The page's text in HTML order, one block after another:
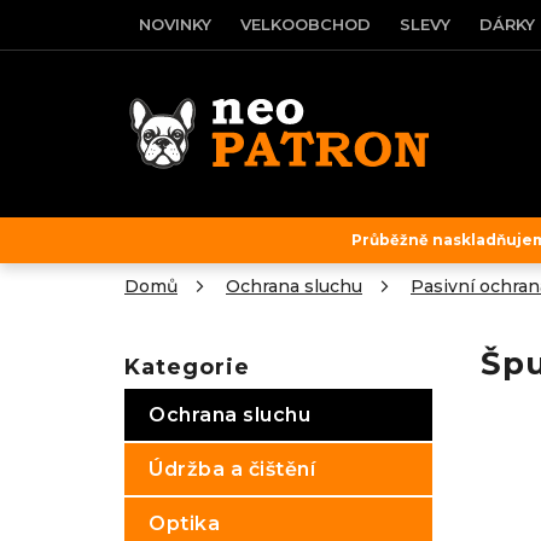
obsah
Průběžně
NOVINKY VELKOOBCHOD SLEVY DÁRKY
Domů Ochrana sluchu Pasivní
Přeskočit
kategorie
Kategorie
Ochrana sluchu
Údržba a čištění
Optika